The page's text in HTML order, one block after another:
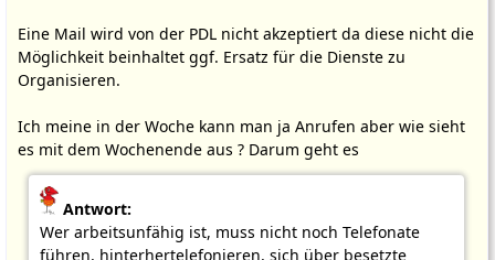
Eine Mail wird von der PDL nicht akzeptiert da diese nicht die
Möglichkeit beinhaltet ggf. Ersatz für die Dienste zu
Organisieren.
Ich meine in der Woche kann man ja Anrufen aber wie sieht
es mit dem Wochenende aus ? Darum geht es
Antwort:
Wer arbeitsunfähig ist, muss nicht noch Telefonate
führen, hinterhertelefonieren, sich über besetzte